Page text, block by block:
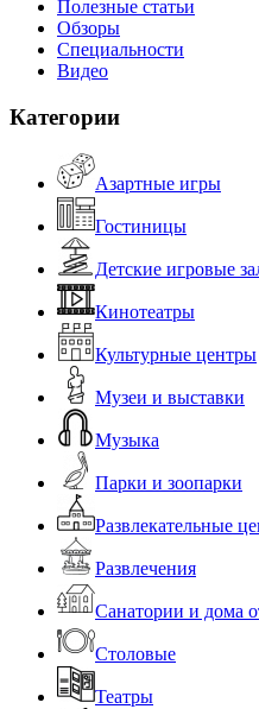
Полезные статьи
Обзоры
Специальности
Видео
Категории
Азартные игры
Гостиницы
Детские игровые
Кинотеатры
Культурные центры
Музеи и выставки
Музыка
Парки и зоопарки
Развлекательные
Развлечения
Санатории и дома
Столовые
Театры